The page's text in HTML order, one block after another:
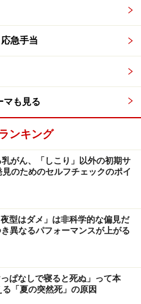
生産を阻害するのを最小限
ン中毒にもなりづらいよう
分泌を促すことができるた
課としている方は、これら
to provide circadian
）（英語）
the Worst Time to Drink
気予防効果は本当か
急手当
マも見る
ンキング
がん、「しこり」以外の初期サ
のためのセルフチェックのポイ
夜型はダメ」は非科学的な偏見だ
異なるパフォーマンスが上がる
っぱなしで寝ると死ぬ」って本
「夏の突然死」の原因